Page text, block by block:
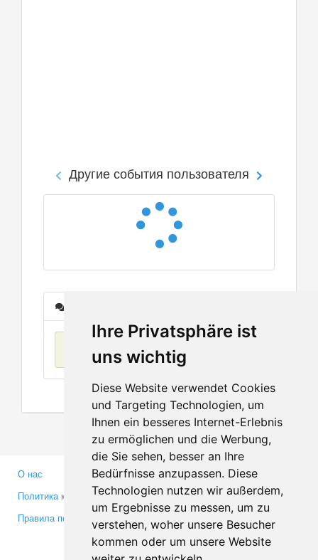
Ihre Privatsphäre ist
uns wichtig
Diese Website verwendet Cookies
und Targeting Technologien, um
Ihnen ein besseres Internet-Erlebnis
zu ermöglichen und die Werbung,
die Sie sehen, besser an Ihre
Bedürfnisse anzupassen. Diese
Technologien nutzen wir außerdem,
um Ergebnisse zu messen, um zu
verstehen, woher unsere Besucher
kommen oder um unsere Website
Другие события пользователя
О нас
Политика конфиденциальности
Правила пользования
Партнерам
Инвесторам
Медиа